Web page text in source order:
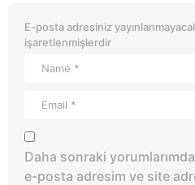
E-posta adresiniz
işaretlenmişlerdir
Daha sonraki
e-posta adresim ve site